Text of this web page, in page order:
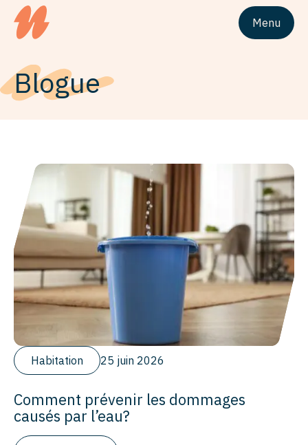
Logo du siteUnivesta Assurances Menu
Blogue
Habitation 25 juin 2026
Comment prévenir les dommages
causés par l’eau?